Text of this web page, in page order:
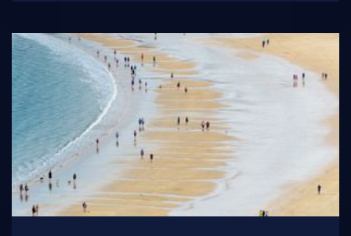
medija i agencije EFE